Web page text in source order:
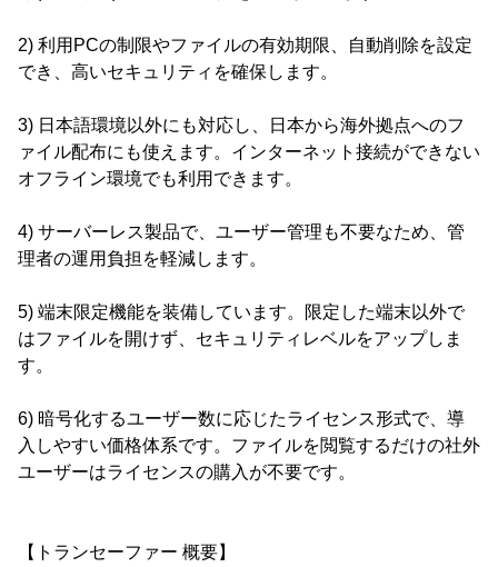
2) 利用PCの制限やファイルの有効期限、自動削除を設定
でき、高いセキュリティを確保します。
3) 日本語環境以外にも対応し、日本から海外拠点へのフ
ァイル配布にも使えます。インターネット接続ができない
オフライン環境でも利用できます。
4) サーバーレス製品で、ユーザー管理も不要なため、管
理者の運用負担を軽減します。
5) 端末限定機能を装備しています。限定した端末以外で
はファイルを開けず、セキュリティレベルをアップしま
す。
6) 暗号化するユーザー数に応じたライセンス形式で、導
入しやすい価格体系です。ファイルを閲覧するだけの社外
ユーザーはライセンスの購入が不要です。
【トランセーファー 概要】